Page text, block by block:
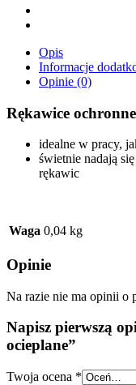
Opis
Informacje
Opinie (0)
Rękawice
idealne w pracy,
świetnie nadają
rękawic
Waga 0,04 kg
Opinie
Na razie nie ma opinii o
Napisz pierwszą
ocieplane”
Twoja ocena *